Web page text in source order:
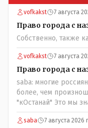
vofkakst 7 августа
Право города с
Собственно, также
vofkakst 7 августа
Право города с
saba: многие
более, чем
"кОстанай" Это мы
saba 7 августа 2026